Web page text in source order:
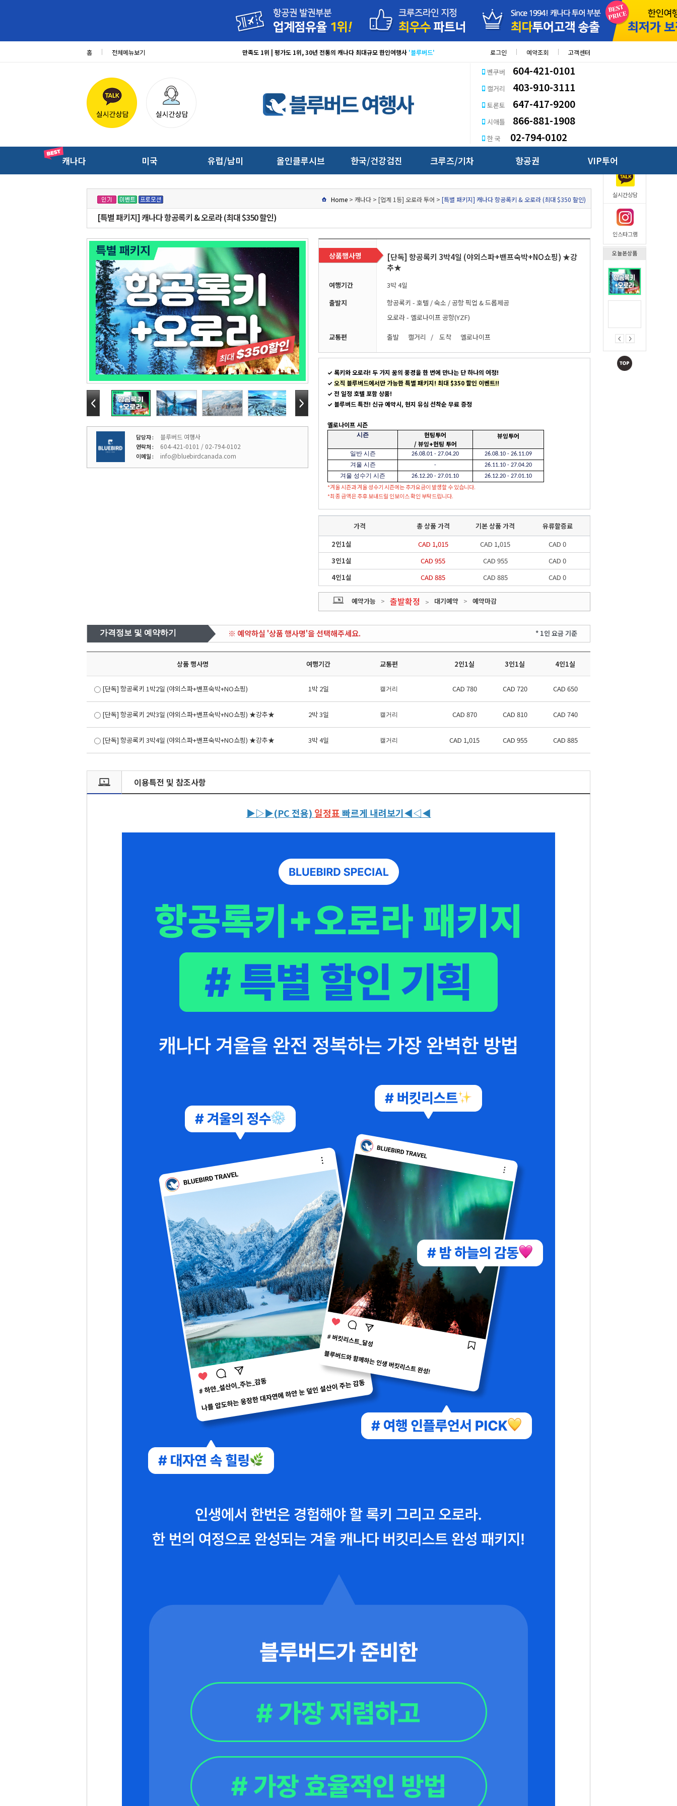
QUICK
실시간상담
인스타그램
오늘본상품
홈 전체메뉴보기 만족도 1위 | 평가도 1위, 30년 전통의 캐나다 최대규모 한인여행사 '블루버드' 로그인 예약조회 고객센터
벤쿠버 604-421-0101
캘거리 403-910-3111
토론토 647-417-9200
시애틀 866-881-1908
한 국 02-794-0102
캐나다 미국 유럽/남미 올인클루시브 한국/건강검진 크루즈/기차 항공권 VIP투어
Home > 캐나다 > [업계 1등] 오로라 투어 > [특별 패키지] 캐나다 항공록키 & 오로라 (최대 $350 할인)
[특별 패키지] 캐나다 항공록키 & 오로라 (최대 $350 할인)
담당자 : 블루버드 여행사
연락처 : 604-421-0101 / 02-794-0102
이메일 : info@bluebirdcanada.com
상품행사명
[단독] 항공록키 3박4일 (야외스파+밴프숙박+NO쇼핑) ★강
추★
여행기간
3박 4일
출발지
항공록키 - 호텔 / 숙소 / 공항 픽업 & 드롭제공
오로라 - 옐로나이프 공항(YZF)
교통편 출발 캘거리 / 도착 옐로나이프
✓ 록키와 오로라! 두 가지 꿈의 풍경을 한 번에 만나는 단 하나의 여정!
✓ 오직 블루버드에서만 가능한 특별 패키지! 최대 $350 할인 이벤트!!
✓ 전 일정 호텔 포함 상품!
✓ 블루버드 특전! 신규 예약시, 현지 유심 선착순 무료 증정
옐로나이프 시즌
시즌
헌팅투어
/ 뷰잉+헌팅 투어
뷰잉투어
일반 시즌 26.08.01 - 27.04.20
26.08.10 - 26.11.09
겨울 시즌
-
26.11.10 - 27.04.20
겨울 성수기 시즌
26.12.20 - 27.01.10 26.12.20 - 27.01.10
*겨울 시즌과 겨울 성수기 시즌에는 추가요금이 발생할 수 있습니다.
*최종 금액은 추후 보내드릴 인보이스 확인 부탁드립니다.
가격 총 상품 가격 기본 상품 가격
유류할증료
2인1실
CAD 1,015 CAD 1,015
CAD 0
3인1실
CAD 955 CAD 955
CAD 0
4인1실
CAD 885 CAD 885 CAD 0
예약가능 > 출발확정 > 대기예약 > 예약마감
가격정보 및 예약하기 ※ 예약하실 '상품 행사명'을 선택해주세요. * 1인 요금 기준
상품 행사명 여행기간 교통편 2인1실 3인1실 4인1실
[단독] 항공록키 1박2일 (야외스파+밴프숙박+NO쇼핑) 1박 2일 캘거리 CAD 780 CAD 720 CAD 650
[단독] 항공록키 2박3일 (야외스파+밴프숙박+NO쇼핑) ★강추★ 2박 3일 캘거리 CAD 870 CAD 810 CAD 740
[단독] 항공록키 3박4일 (야외스파+밴프숙박+NO쇼핑) ★강추★ 3박 4일 캘거리 CAD 1,015 CAD 955 CAD 885
이용특전 및 참조사항
▶▷▶(PC 전용) 일정표 빠르게 내려보기◀◁◀